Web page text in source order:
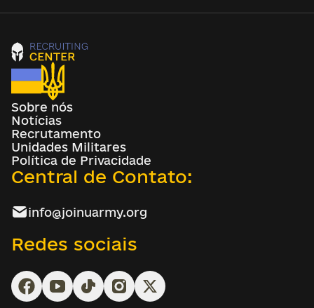
Sobre nós
Notícias
Recrutamento
Unidades Militares
Política de Privacidade
Central de Contato:
info@joinuarmy.org
Redes sociais